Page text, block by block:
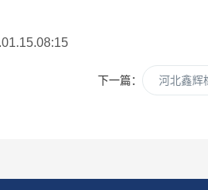
下一篇： 河北鑫辉